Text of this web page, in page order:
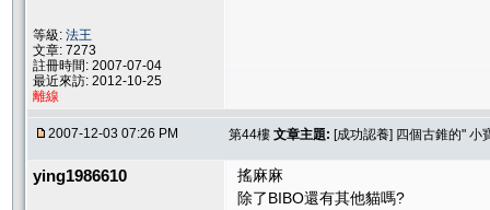
等級: 法王
文章: 7273
註冊時間: 2007-07-04
最近來訪: 2012-10-25
離線
2007-12-03 07:26 PM 第44樓 文章主題: [成功認養] 四個古錐的" 小
ying1986610
搖麻麻
除了BIBO還有其他貓嗎?